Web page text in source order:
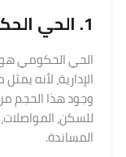
1. الحي الحكومي: مركز الحركة اليومية
الحي الحكومي
الإدارية، لأنه
وجود هذا الحجم
للسكن،
المساندة.